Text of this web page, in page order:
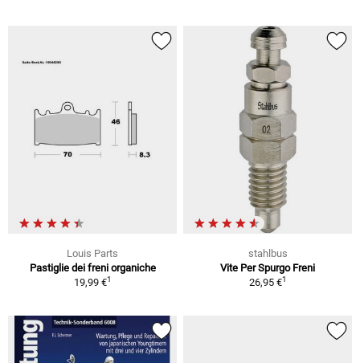
Louis Parts
Pastiglie dei freni organiche
19,99 €1
stahlbus
Vite Per Spurgo Freni
26,95 €1